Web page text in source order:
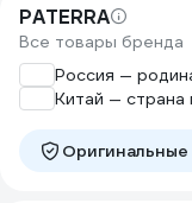
PATERRA
Все товары бренда
Россия —
Китай — страна